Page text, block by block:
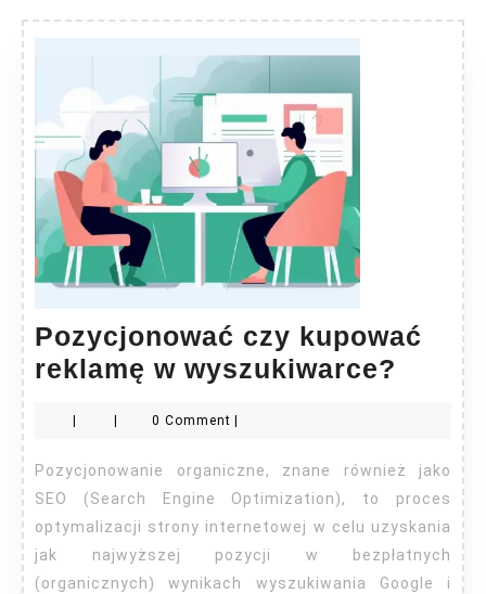
Pozycjonować czy kupować
reklamę w wyszukiwarce?
w
0 Comment
Pozycjonowanie organiczne, znane również jako
SEO (Search Engine Optimization), to proces
optymalizacji strony internetowej w celu uzyskania
jak najwyższej pozycji w bezpłatnych
(organicznych) wynikach wyszukiwania Google i